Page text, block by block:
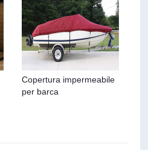
Copertura impermeabile
per barca